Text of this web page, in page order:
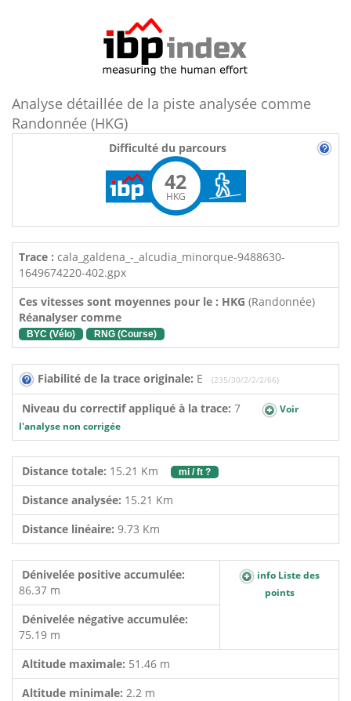
Analyse détaillée de la piste analysée comme
Randonnée (HKG)
Difficulté du parcours
42
HKG
Trace : cala_galdena_-_alcudia_minorque-9488630-
1649674220-402.gpx
Ces vitesses sont moyennes pour le : HKG (Randonnée)
Réanalyser comme
BYC (Vélo) RNG (Course)
Fiabilité de la trace originale: E (235/30/2/2/2/66)
Niveau du correctif appliqué à la trace: 7
Voir
l'analyse non corrigée
Distance totale: 15.21 Km mi / ft ?
Distance analysée: 15.21 Km
Distance linéaire: 9.73 Km
Dénivelée positive accumulée:
86.37 m
info Liste des
points
Dénivelée négative accumulée:
75.19 m
Altitude maximale: 51.46 m
Altitude minimale: 2.2 m